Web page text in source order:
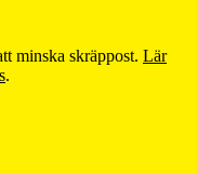
minska skräppost. Lär
.